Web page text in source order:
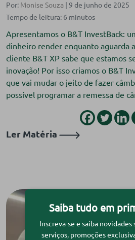
Por: Monise Souza | 9 de junho de 2025
Apresentamos o B&T InvestBack:
dinheiro render enquanto aguarda
cliente B&T XP sabe que estamos
inovação! Por isso criamos o B&T
que vai mudar o jeito de fazer
possível programar a remessa de
Ler Matéria
Saiba tudo em
Inscreva-se e saiba
serviços, promoções